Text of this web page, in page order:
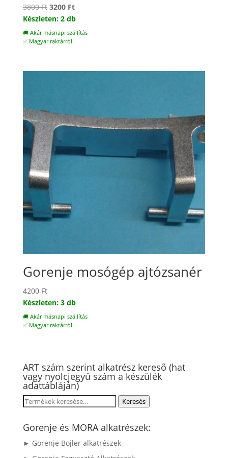
3800Ft Original
price
was:
3800 Ft.
3200 FtCurrent
price
is:
Készleten: 2 db
🚚 Akár másnapi szállítás
✅ Magyar raktárról
Gorenje mosógép ajtózsanér
4200 Ft
Készleten: 3 db
🚚 Akár másnapi szállítás
✅ Magyar raktárról
ART szám szerint alkatrész kereső (hat
vagy nyolcjegyű szám a készülék
adattábláján)
Keresés
következőre:
Keresés
Gorenje és MORA alkatrészek:
► Gorenje Bojler alkatrészek